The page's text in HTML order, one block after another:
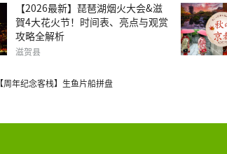
【2026最新】琵琶湖烟火大会&滋
賀4大花火节！时间表、亮点与观赏
攻略全解析
滋贺县
【周年纪念客栈】生鱼片船拼盘